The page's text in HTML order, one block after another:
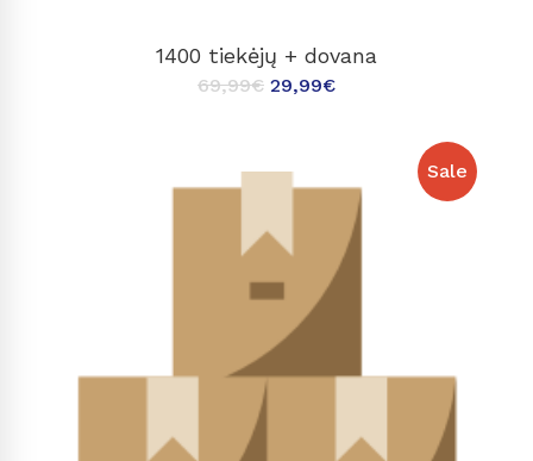
1400 tiekėjų + dovana
69,99€ 29,99€
Sale